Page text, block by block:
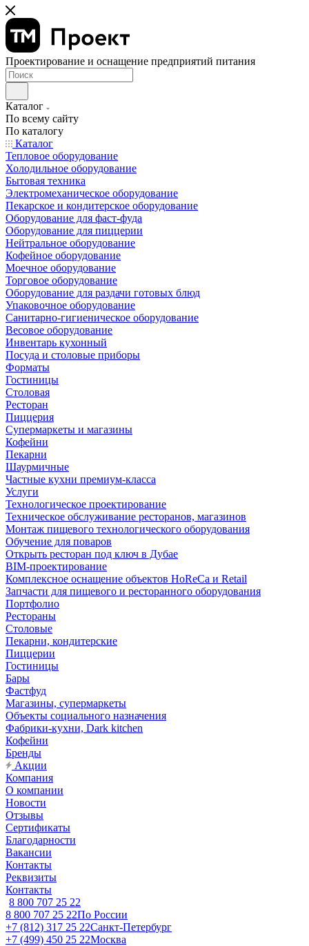
Проектирование и оснащение предприятий питания
Каталог
По всему сайту
По каталогу
Каталог
Тепловое оборудование
Холодильное оборудование
Бытовая техника
Электромеханическое оборудование
Пекарское и кондитерское оборудование
Оборудование для фаст-фуда
Оборудование для пиццерии
Нейтральное оборудование
Кофейное оборудование
Моечное оборудование
Торговое оборудование
Оборудование для раздачи готовых блюд
Упаковочное оборудование
Санитарно-гигиеническое оборудование
Весовое оборудование
Инвентарь кухонный
Посуда и столовые приборы
Форматы
Гостиницы
Столовая
Ресторан
Пиццерия
Супермаркеты и магазины
Кофейни
Пекарни
Шаурмичные
Частные кухни премиум-класса
Услуги
Технологическое проектирование
Техническое обслуживание ресторанов, магазинов
Монтаж пищевого технологического оборудования
Обучение для поваров
Открыть ресторан под ключ в Дубае
BIM-проектирование
Комплексное оснащение объектов HoReCa и Retail
Запчасти для пищевого и ресторанного оборудования
Портфолио
Рестораны
Столовые
Пекарни, кондитерские
Пиццерии
Гостиницы
Бары
Фастфуд
Магазины, супермаркеты
Объекты социального назначения
Фабрики-кухни, Dark kitchen
Кофейни
Бренды
Акции
Компания
О компании
Новости
Отзывы
Сертификаты
Благодарности
Вакансии
Контакты
Реквизиты
Контакты
8 800 707 25 22
8 800 707 25 22По России
+7 (812) 317 25 22Санкт-Петербург
+7 (499) 450 25 22Москва